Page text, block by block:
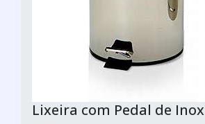
Lixeira com Pedal de Inox